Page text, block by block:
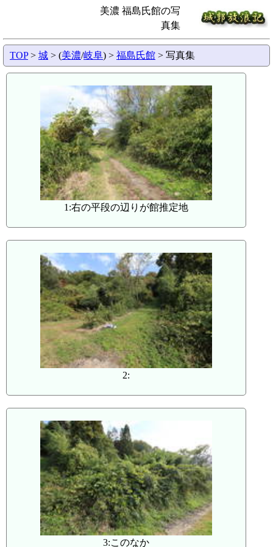
美濃 福島氏館の写
真集
TOP> 城 > (美濃/岐阜) > 福島氏館 > 写真集
1:右の平段の辺りが館推定地
2:
3:このなか